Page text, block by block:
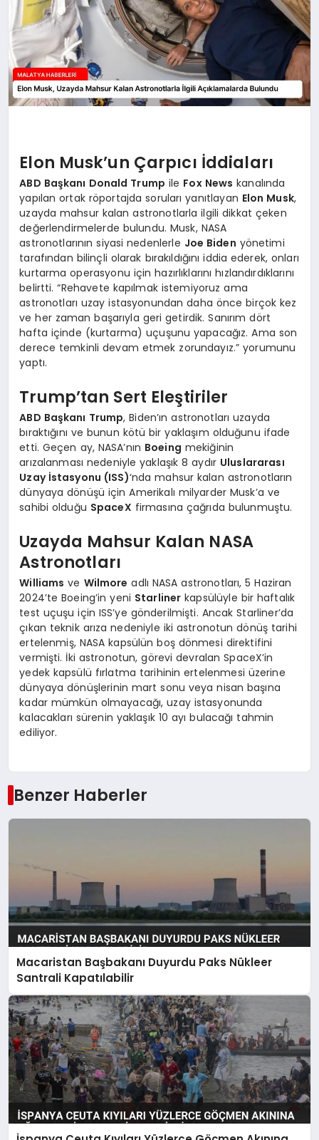
SPOR
TEKNOLOJI
Elon Musk’un Çarpıcı İddiaları
ABD Başkanı Donald Trump ile Fox News kanalında
yapılan ortak röportajda soruları yanıtlayan Elon Musk,
uzayda mahsur kalan astronotlarla ilgili dikkat çeken
değerlendirmelerde bulundu. Musk, NASA
astronotlarının siyasi nedenlerle Joe Biden yönetimi
tarafından bilinçli olarak bırakıldığını iddia ederek, onları
kurtarma operasyonu için hazırlıklarını hızlandırdıklarını
belirtti. “Rehavete kapılmak istemiyoruz ama
astronotları uzay istasyonundan daha önce birçok kez
ve her zaman başarıyla geri getirdik. Sanırım dört
hafta içinde (kurtarma) uçuşunu yapacağız. Ama son
derece temkinli devam etmek zorundayız.” yorumunu
yaptı.
Trump’tan Sert Eleştiriler
ABD Başkanı Trump, Biden’ın astronotları uzayda
bıraktığını ve bunun kötü bir yaklaşım olduğunu ifade
etti. Geçen ay, NASA’nın Boeing mekiğinin
arızalanması nedeniyle yaklaşık 8 aydır Uluslararası
Uzay İstasyonu (ISS)‘nda mahsur kalan astronotların
dünyaya dönüşü için Amerikalı milyarder Musk’a ve
sahibi olduğu SpaceX firmasına çağrıda bulunmuştu.
Uzayda Mahsur Kalan NASA
Astronotları
Williams ve Wilmore adlı NASA astronotları, 5 Haziran
2024’te Boeing’in yeni Starliner kapsülüyle bir haftalık
test uçuşu için ISS’ye gönderilmişti. Ancak Starliner’da
çıkan teknik arıza nedeniyle iki astronotun dönüş tarihi
ertelenmiş, NASA kapsülün boş dönmesi direktifini
vermişti. İki astronotun, görevi devralan SpaceX’in
yedek kapsülü fırlatma tarihinin ertelenmesi üzerine
dünyaya dönüşlerinin mart sonu veya nisan başına
kadar mümkün olmayacağı, uzay istasyonunda
kalacakları sürenin yaklaşık 10 ayı bulacağı tahmin
ediliyor.
Benzer Haberler
Macaristan Başbakanı Duyurdu Paks Nükleer
Santrali Kapatılabilir